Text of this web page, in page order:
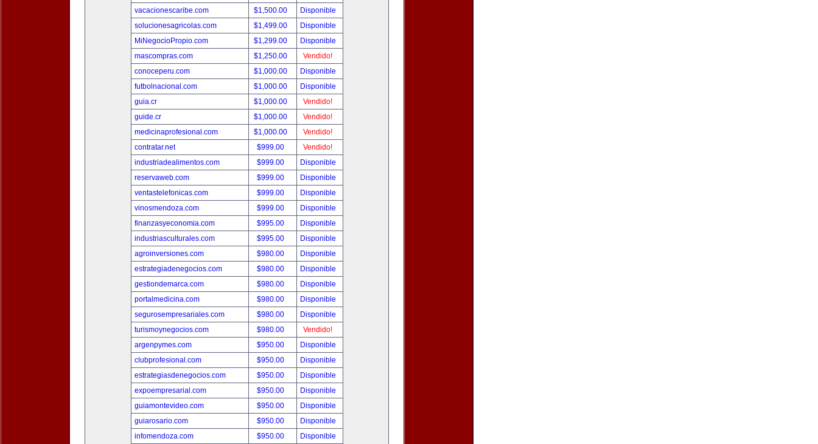
vacacionescaribe.com
$1,500.00
Disponible
solucionesagricolas.com
$1,499.00
Disponible
MiNegocioPropio.com
$1,299.00
Disponible
mascompras.com
$1,250.00
Vendido!
conoceperu.com
$1,000.00
Disponible
futbolnacional.com
$1,000.00
Disponible
guia.cr
$1,000.00
Vendido!
guide.cr
$1,000.00
Vendido!
medicinaprofesional.com
$1,000.00
Vendido!
contratar.net
$999.00
Vendido!
industriadealimentos.com
$999.00
Disponible
reservaweb.com
$999.00
Disponible
ventastelefonicas.com
$999.00
Disponible
vinosmendoza.com
$999.00
Disponible
finanzasyeconomia.com
$995.00
Disponible
industriasculturales.com
$995.00
Disponible
agroinversiones.com
$980.00
Disponible
estrategiadenegocios.com
$980.00
Disponible
gestiondemarca.com
$980.00
Disponible
portalmedicina.com
$980.00
Disponible
segurosempresariales.com
$980.00
Disponible
turismoynegocios.com
$980.00
Vendido!
argenpymes.com
$950.00
Disponible
clubprofesional.com
$950.00
Disponible
estrategiasdenegocios.com
$950.00
Disponible
expoempresarial.com
$950.00
Disponible
guiamontevideo.com
$950.00
Disponible
guiarosario.com
$950.00
Disponible
infomendoza.com
$950.00
Disponible